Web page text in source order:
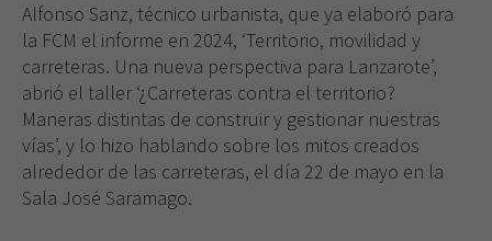
Alfonso Sanz, técnico urbanista, que ya elaboró para
la FCM el informe en 2024, ‘Territorio, movilidad y
carreteras. Una nueva perspectiva para Lanzarote’,
abrió el taller ‘¿Carreteras contra el territorio?
Maneras distintas de construir y gestionar nuestras
vías’, y lo hizo hablando sobre los mitos creados
alrededor de las carreteras, el día 22 de mayo en la
Sala José Saramago.